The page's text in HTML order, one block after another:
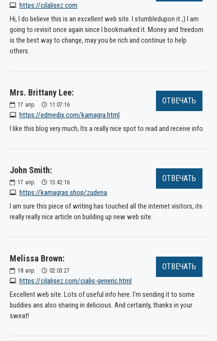
https://cilalisez.com
Hi, I do believe this is an excellent web site. I stumbledupon it ;) I am
going to revisit once again since I bookmarked it. Money and freedom
is the best way to change, may you be rich and continue to help
others.
Mrs. Brittany Lee:
17 апр. 11:07:16
https://edmedix.com/kamagra.html
ОТВЕЧАТЬ
I like this blog very much, Its a really nice spot to read and receive info.
John Smith:
17 апр. 15:42:16
https://kamagras.shop/zudena
ОТВЕЧАТЬ
I am sure this piece of writing has touched all the internet visitors, its
really really nice article on building up new web site.
Melissa Brown:
18 апр. 02:03:27
https://cilalisez.com/cialis-generic.html
ОТВЕЧАТЬ
Excellent web site. Lots of useful info here. I'm sending it to some
buddies ans also sharing in delicious. And certainly, thanks in your
sweat!